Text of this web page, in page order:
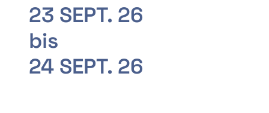
23 SEPT. 26
bis
24 SEPT. 26